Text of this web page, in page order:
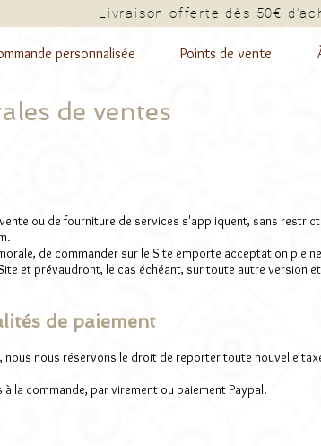
Livraison offerte
personnalisée Points de vente
de ventes
ou de fourniture de services s'appliquent, sans
de commander sur le Site emporte acceptation
et prévaudront, le cas échéant, sur toute autre version
de paiement
nous nous réservons le droit de reporter toute nouvelle
la commande, par virement ou paiement Paypal.